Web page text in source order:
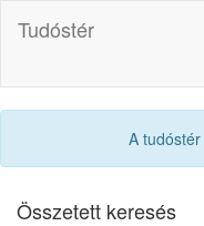
Tudóstér
A tudóstér
Összetett keresés